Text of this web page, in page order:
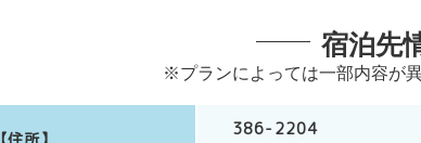
宿泊先
※プランによっては一部内容が
386-2204